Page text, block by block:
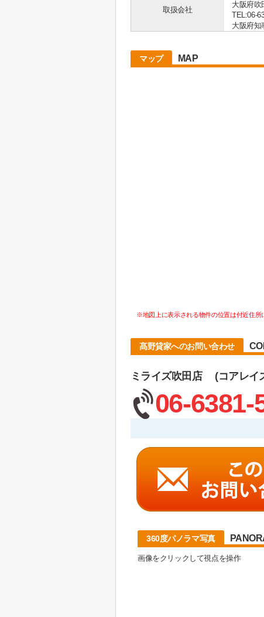
取扱会社
大阪府吹
TEL:06-
大阪府知
マップ MAP
※地図上に表示される物件の位置は付近住所
髙野貸家へのお問い合わせ
ミライズ吹田店 (コアレイ
06-6381-
360度パノラマ写真
画像をクリックして視点を操作